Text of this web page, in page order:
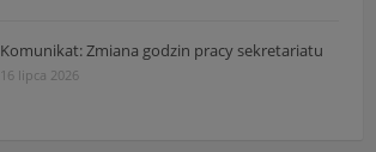
Komunikat: Zmiana godzin pracy sekretariatu
16 lipca 2026